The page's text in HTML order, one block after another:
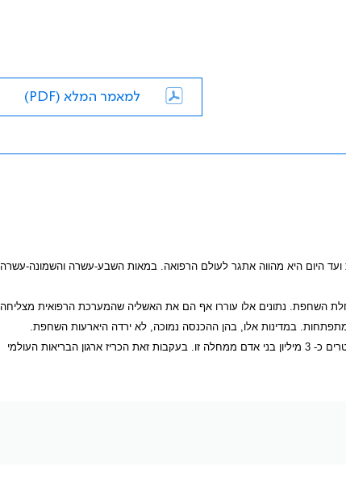
למאמר המלא (PDF)
היום היא מהווה אתגר לעולם הרפואה. במאות השבע-עשרה והשמונה-עשרה
השחפת. נתונים אלו עוררו אף הם את האשליה שהמערכת הרפואית מצליחה
במדינות אלו, בהן ההכנסה נמוכה, לא ירדה היארעות השחפת.
מנקודת מבט גלובלית, שליש מאוכלוסיית העולם נגועה בשחפת, וההערכה היא שמדי שנה נפטרים כ- 3 מיליון בני אדם ממחלה זו. בעקבות זאת הכריז ארגון הבריאות העולמי